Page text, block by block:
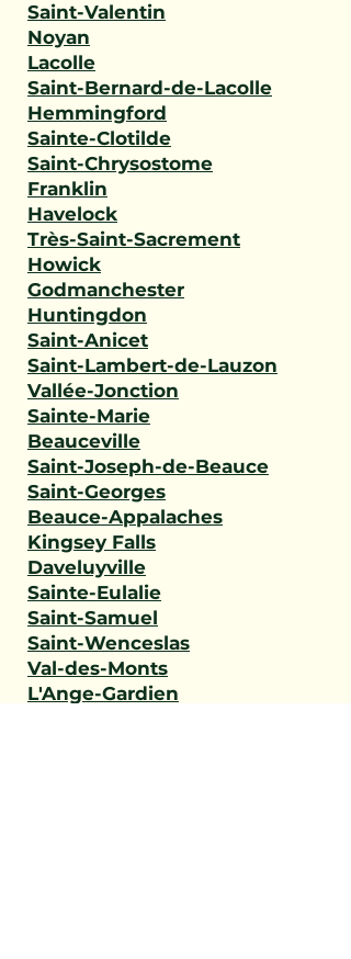
Saint-Valentin
Noyan
Lacolle
Saint-Bernard-de-Lacolle
Hemmingford
Sainte-Clotilde
Saint-Chrysostome
Franklin
Havelock
Très-Saint-Sacrement
Howick
Godmanchester
Huntingdon
Saint-Anicet
Saint-Lambert-de-Lauzon
Vallée-Jonction
Sainte-Marie
Beauceville
Saint-Joseph-de-Beauce
Saint-Georges
Beauce-Appalaches
Kingsey Falls
Daveluyville
Sainte-Eulalie
Saint-Samuel
Saint-Wenceslas
Val-des-Monts
L'Ange-Gardien